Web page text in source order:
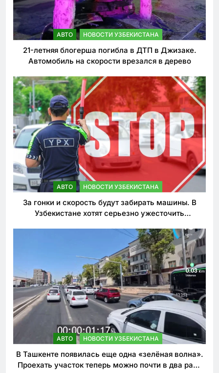
АВТО НОВОСТИ УЗБЕКИСТАНА
21-летняя блогерша погибла в ДТП в Джизаке.
Автомобиль на скорости врезался в дерево
АВТО НОВОСТИ УЗБЕКИСТАНА
За гонки и скорость будут забирать машины. В
Узбекистане хотят серьезно ужесточить
АВТО НОВОСТИ УЗБЕКИСТАНА
В Ташкенте появилась еще одна «зелёная волна».
Проехать участок теперь можно почти в два раза